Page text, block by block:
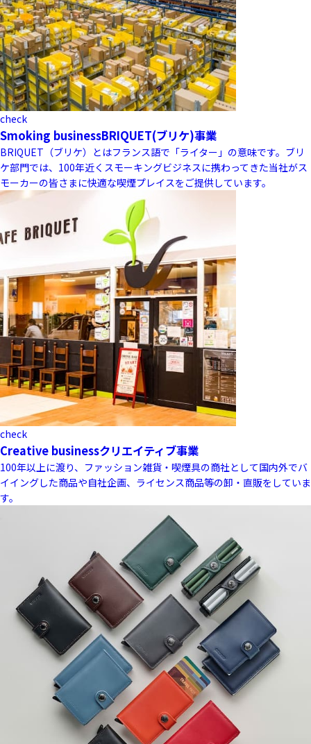
check
Smoking businessBRIQUET(ブリケ)事業
BRIQUET（ブリケ）とはフランス語で「ライター」の意味です。ブリ
ケ部門では、100年近くスモーキングビジネスに携わってきた当社がス
モーカーの皆さまに快適な喫煙プレイスをご提供しています。
check
Creative businessクリエイティブ事業
100年以上に渡り、ファッション雑貨・喫煙具の商社として国内外でバ
イイングした商品や自社企画、ライセンス商品等の卸・直販をしていま
す。